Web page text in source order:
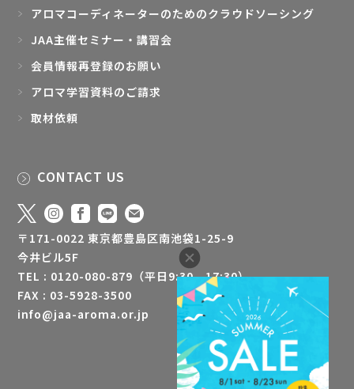
アロマコーディネーターのためのクラウドソーシング
JAA主催セミナー・講習会
会員情報再登録のお願い
アロマ学習資料のご請求
取材依頼
CONTACT US
〒171-0022 東京都豊島区南池袋1-25-9
今井ビル5F
TEL : 0120-080-879（平日9:30 - 17:30）
FAX : 03-5928-3500
info@jaa-aroma.or.jp